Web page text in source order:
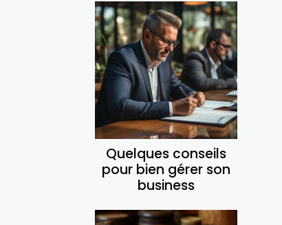
Quelques conseils
pour bien gérer son
business